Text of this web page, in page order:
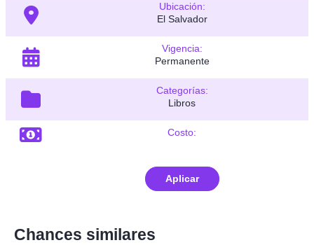
Ubicación:
El Salvador
Vigencia:
Permanente
Categorías:
Libros
Costo:
Aplicar
Chances similares